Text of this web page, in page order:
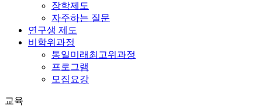
장학제도
자주하는 질문
연구생 제도
비학위과정
통일미래최고위과정
프로그램
모집요강
교육